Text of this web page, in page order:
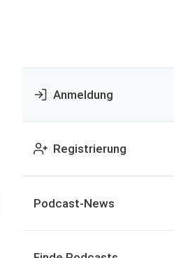
Anmeldung
Registrierung
Podcast-News